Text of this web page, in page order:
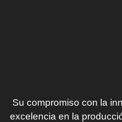
Su compromiso con la
excelencia en la